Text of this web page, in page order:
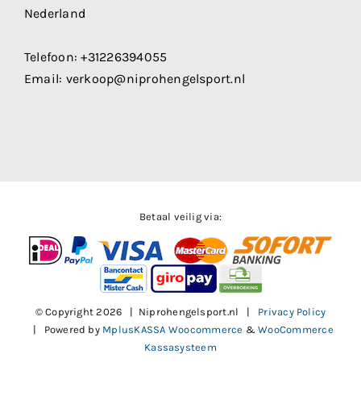
Nederland
Telefoon:+31226394055
Email: verkoop@niprohengelsport.nl
Betaal veilig via:
© Copyright2026 | Niprohengelsport.nl | Privacy Policy
| Powered by MplusKASSA Woocommerce &WooCommerce
Kassasysteem